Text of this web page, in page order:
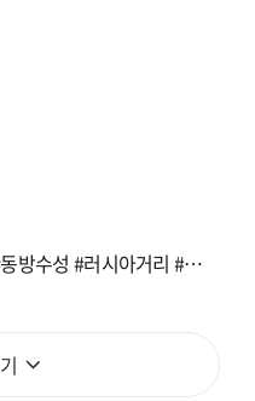
대련/여순 3일 [NO팁+NO쇼핑] #동방수성 #러시아거리 #서안로먹자거리 #연화산전망대(전동카) #스카이링(대관람차)